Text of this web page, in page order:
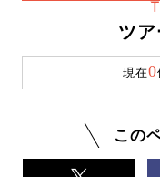
ツ
現在0
この